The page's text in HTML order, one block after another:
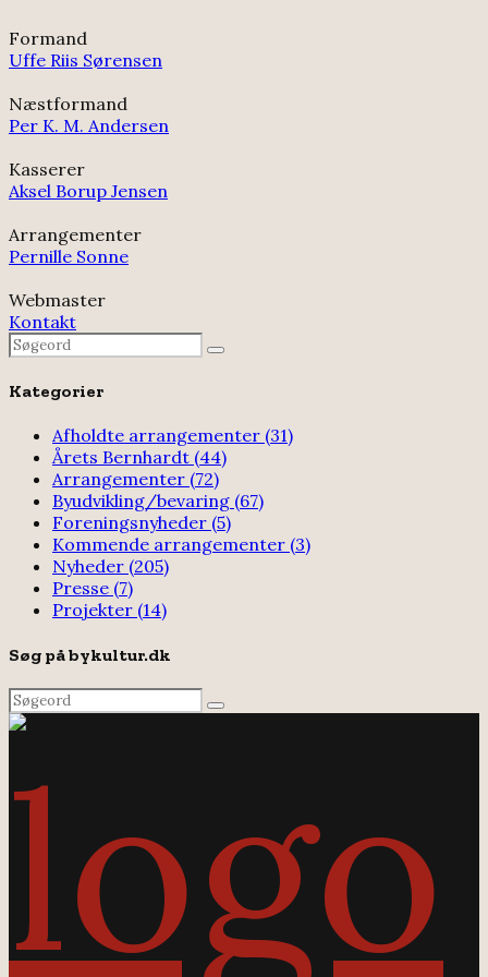
Formand
Uffe Riis Sørensen
Næstformand
Per K. M. Andersen
Kasserer
Aksel Borup Jensen
Arrangementer
Pernille Sonne
Webmaster
Kontakt
Search
for:
Search
Kategorier
Afholdte arrangementer (31)
Årets Bernhardt (44)
Arrangementer (72)
Byudvikling/bevaring (67)
Foreningsnyheder (5)
Kommende arrangementer (3)
Nyheder (205)
Presse (7)
Projekter (14)
Søg på bykultur.dk
Search
for:
Search